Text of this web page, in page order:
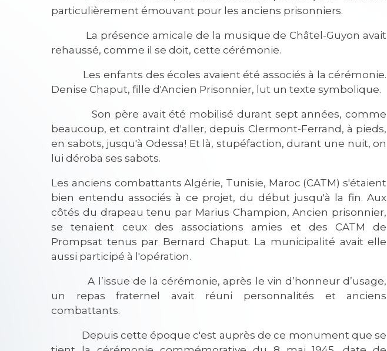
particulièrement émouvant pour les anciens prisonniers.
La présence amicale de la musique de Châtel-Guyon avait
rehaussé, comme il se doit, cette cérémonie.
Les enfants des écoles avaient été associés à la cérémonie.
Denise Chaput, fille d'Ancien Prisonnier, lut un texte symbolique.
Son père avait été mobilisé durant sept années, comme
beaucoup, et contraint d'aller, depuis Clermont-Ferrand, à pieds,
en sabots, jusqu'à Odessa! Et là, stupéfaction, durant une nuit, on
lui déroba ses sabots.
Les anciens combattants Algérie, Tunisie, Maroc (CATM) s'étaient
bien entendu associés à ce projet, du début jusqu'à la fin. Aux
côtés du drapeau tenu par Marius Champion, Ancien prisonnier,
se tenaient ceux des associations amies et des CATM de
Prompsat tenus par Bernard Chaput. La municipalité avait elle
aussi participé à l'opération.
A l’issue de la cérémonie, après le vin d’honneur d’usage,
un repas fraternel avait réuni personnalités et anciens
combattants.
Depuis cette époque c'est auprès de ce monument que se